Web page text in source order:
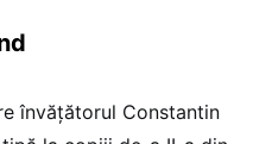
învățătorul Constantin